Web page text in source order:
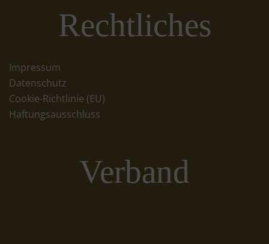
Rechtliches
Impressum
Datenschutz
Cookie-Richtlinie (EU)
Haftungsausschluss
Verband